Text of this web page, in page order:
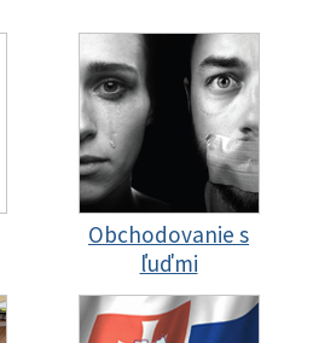
Obchodovanie s
ľuďmi